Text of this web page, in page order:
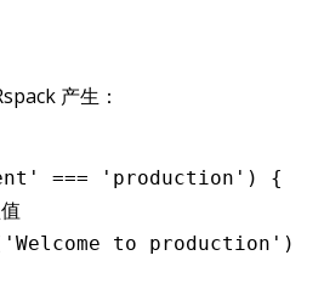
产生：
=== 'production' ) {
'Welcome to production' );